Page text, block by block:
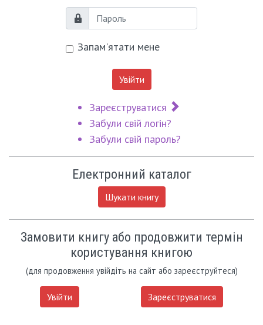
Пароль
Запам'ятати мене
Увійти
Зареєструватися
Забули свій логін?
Забули свій пароль?
Електронний каталог
Шукати книгу
Замовити книгу або продовжити термін
користування книгою
(для продовження увійдіть на сайт або зареєструйтеся)
Увійти Зареєструватися